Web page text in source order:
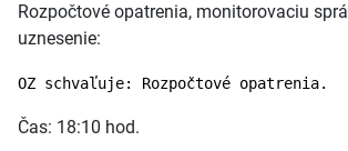
Rozpočtové opatrenia, monitorovaciu
uznesenie:
OZ schvaľuje: Rozpočtové opatrenia.
Čas: 18:10 hod.